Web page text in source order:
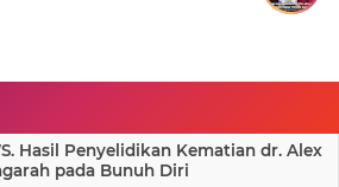
Hasil Penyelidikan Kematian dr. Alex
pada Bunuh Diri